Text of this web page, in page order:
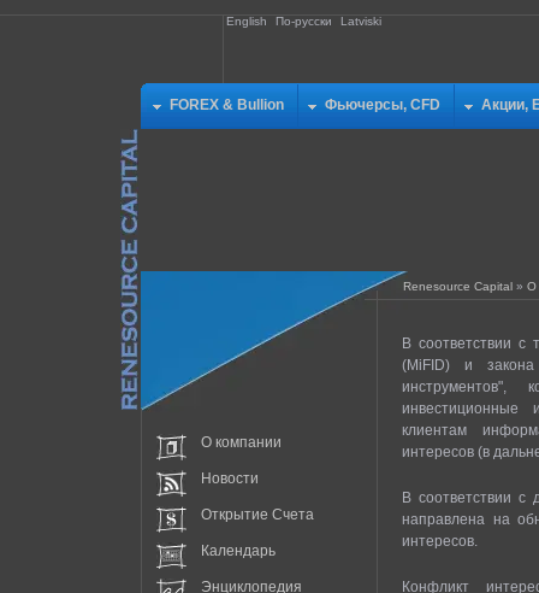
English По-русски Latviski
FOREX & Bullion Фьючерсы, CFD Акции,
Renesource Capital » О
В соответствии с
(MiFID) и
инструментов",
инвестиционные
клиентам
интересов (в
В соответствии с
направлена на
интересов.
Конфликт
О компании
Новости
Открытие Счета
Календарь
Энциклопедия